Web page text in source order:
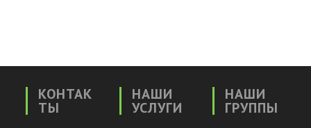
КОНТАК
ТЫ
НАШИ
УСЛУГИ
НАШИ
ГРУППЫ